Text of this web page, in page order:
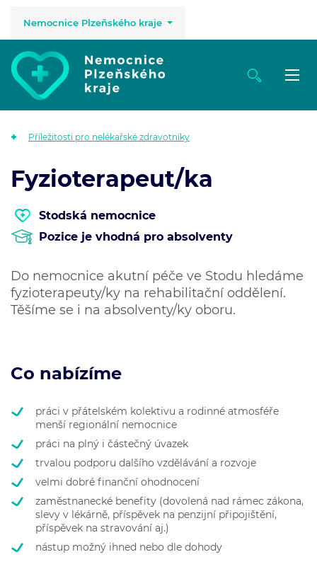
Nemocnice Plzeňského kraje
Příležitosti pro nelékařské zdravotníky
Fyzioterapeut/ka
Stodská nemocnice
Pozice je vhodná pro absolventy
Do nemocnice akutní péče ve Stodu hledáme
fyzioterapeuty/ky na rehabilitační oddělení.
Těšíme se i na absolventy/ky oboru.
Co nabízíme
práci v přátelském kolektivu a rodinné atmosféře
menší regionální nemocnice
práci na plný i částečný úvazek
trvalou podporu dalšího vzdělávání a rozvoje
velmi dobré finanční ohodnocení
zaměstnanecké benefity (dovolená nad rámec zákona,
slevy v lékárně, příspěvek na penzijní připojištění,
příspěvek na stravování aj.)
nástup možný ihned nebo dle dohody